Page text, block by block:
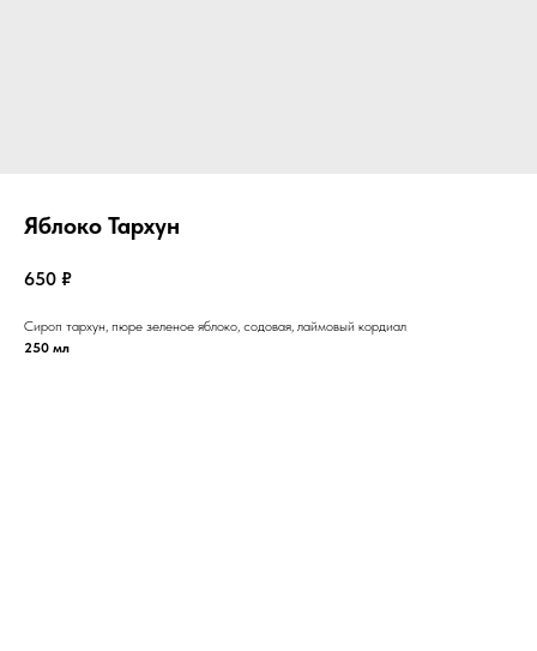
Яблоко Тархун
650 ₽
Сироп тархун, пюре зеленое яблоко, содовая, лаймовый кордиал
250 мл